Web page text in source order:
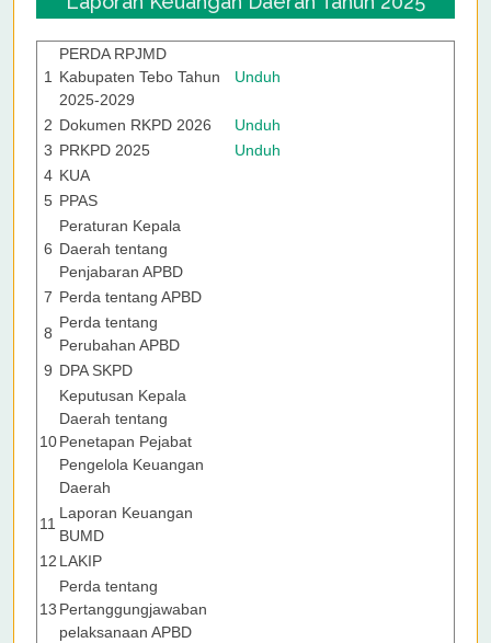
1
PERDA RPJMD
Kabupaten Tebo Tahun
2025-2029
Unduh
2 Dokumen RKPD 2026
Unduh
3 PRKPD 2025
Unduh
4 KUA
5 PPAS
6
Peraturan Kepala
Daerah tentang
Penjabaran APBD
7 Perda tentang APBD
8
Perda tentang
Perubahan APBD
9 DPA SKPD
10
Keputusan Kepala
Daerah tentang
Penetapan Pejabat
Pengelola Keuangan
Daerah
11
Laporan Keuangan
BUMD
12 LAKIP
13
Perda tentang
Pertanggungjawaban
pelaksanaan APBD